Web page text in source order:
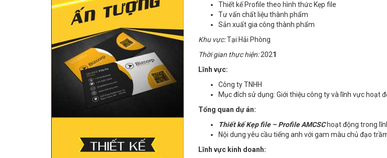
Thiết kế Profile theo hình thức Kẹp file
Tư vấn chất liệu thành phẩm
Sản xuất gia công thành phẩm
Khu vực:Tại Hải Phòng
Thời gian thực hiện:2021
Lĩnh vực:
Công ty TNHH
Mục đích sử dụng: Giới thiệu công ty và lĩnh vực hoạt
Tổng quan dự án:
Thiết kế Kẹp file – Profile AMCSChoạt động trong
Nội dung yêu cầu tiếng anh với gam màu chủ đạo
Lĩnh vực kinh doanh: